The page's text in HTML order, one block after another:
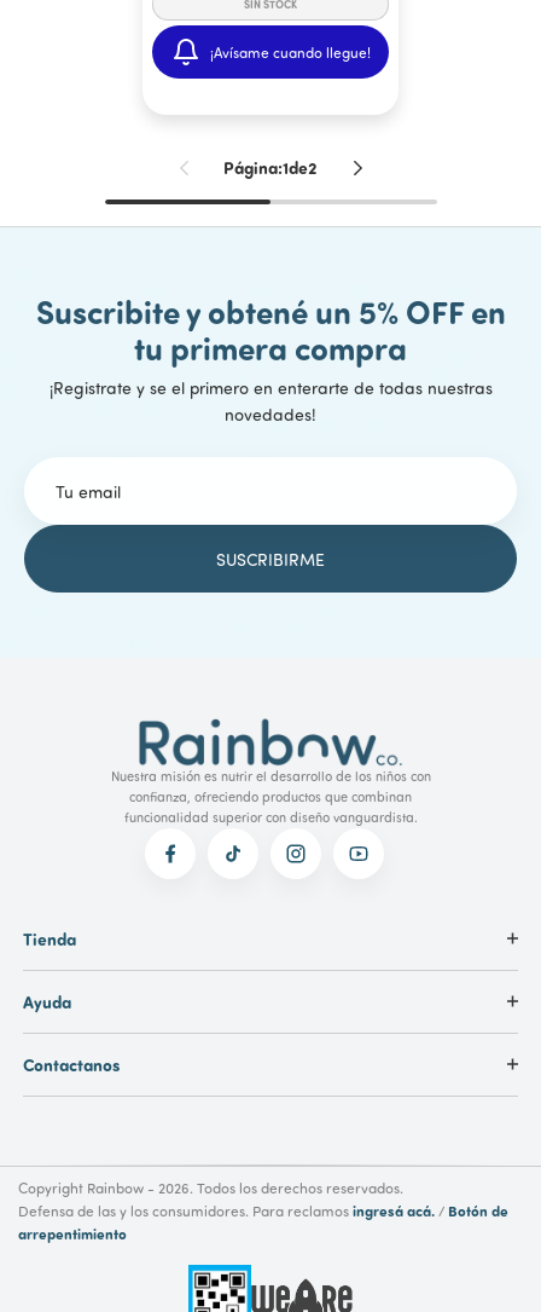
¡Avísame cuando llegue!
Página:1de2
Suscribite y obtené un 5% OFF en
tu primera compra
¡Registrate y se el primero en enterarte de todas nuestras
novedades!
Nuestra misión es nutrir el desarrollo de los niños con
confianza, ofreciendo productos que combinan
funcionalidad superior con diseño vanguardista.
Tienda
Ayuda
Contactanos
Copyright Rainbow - 2026. Todos los derechos reservados.
Defensa de las y los consumidores. Para reclamos ingresá acá. / Botón de
arrepentimiento